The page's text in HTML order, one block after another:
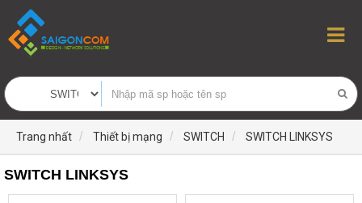
Trang nhất Thiết bị mạng SWITCH SWITCH LINKSYS
SWITCH LINKSYS